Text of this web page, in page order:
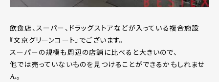
飲食店、スーパー、ドラッグストアなどが入っている複合施設
『文京グリーンコート』でございます。
スーパーの規模も周辺の店舗に比べると大きいので、
他では売っていないものを見つけることができるかもしれませ
ん。